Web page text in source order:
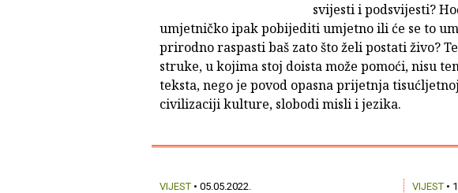
svijesti i podsvijesti?
umjetničko ipak pobijediti umjetno ili će se to
prirodno raspasti baš zato što želi postati živo?
struke, u kojima stoj doista može pomoći, nisu
teksta, nego je povod opasna prijetnja tisućljetnoj
civilizaciji kulture, slobodi misli i jezika.
VIJEST• 05.05.2022. VIJEST•